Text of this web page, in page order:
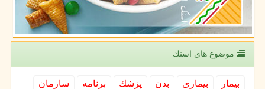
موضوع های اسنك
بیمار بیماری بدن پزشك برنامه
سازمان